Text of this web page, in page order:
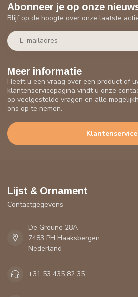
Meer informatie
Heeft u een vraag over een product of
klantenservicepagina vindt u onze
op veelgestelde vragen en alle
ons op te nemen.
Klantenservice
Abonneer je op onze
Blijf op de hoogte over onze laatste
Lijst & Ornament
Contactgegevens
De Greune 28A
7483 PH Haaksbergen
Nederland
+31 53 435 82 35